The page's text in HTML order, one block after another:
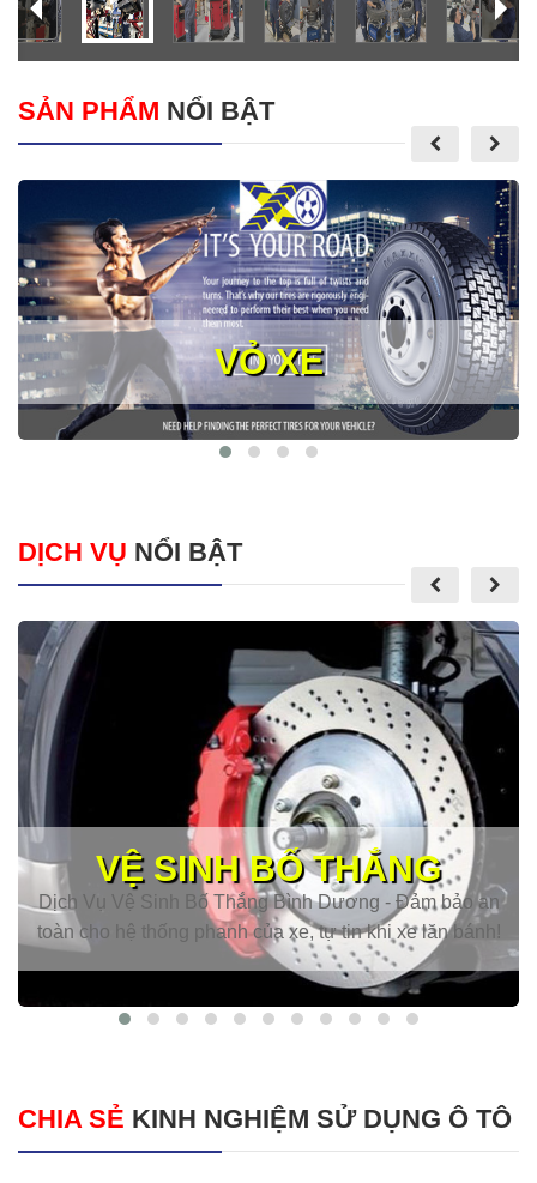
SẢN PHẨM NỔI BẬT
VỎ XE
DỊCH VỤ NỔI BẬT
VỆ SINH BỐ THẮNG
Dịch Vụ Vệ Sinh Bố Thắng Bình Dương - Đảm bảo an
toàn cho hệ thống phanh của xe, tự tin khi xe lăn bánh!
CHIA SẺ KINH NGHIỆM SỬ DỤNG Ô TÔ